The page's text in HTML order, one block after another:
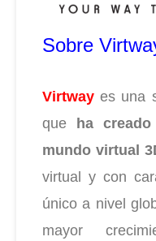
Sobre
Virtway es una
que ha
mundo virtual
virtual y con
único a nivel
mayor